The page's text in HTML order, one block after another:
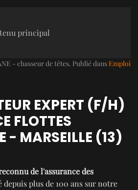
principal
- chasseur de têtes. Publié dansEmploi
EXPERT (F/H)
FLOTTES
- MARSEILLE (13)
de l'assurance des
depuis plus de 100 ans sur notre